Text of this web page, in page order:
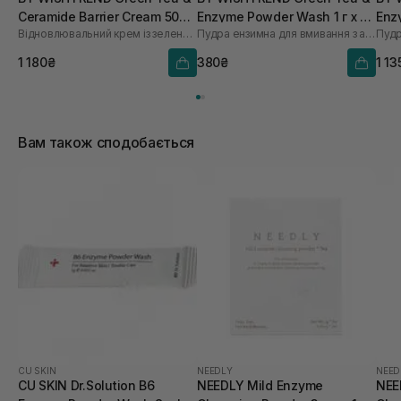
Ceramide Barrier Cream 50
мл
Відновлювальний крем із зеленим чаєм та церамідами
1 180₴
Enzyme Powder Wash 1 г х 10
шт
Пудра ензимна для вмивання з ароматом матчі
380₴ 1
Вам також сподобається
CU SKIN
CU SKIN Dr.Solution B6
NEEDLY
NEEDLY Mild Enzyme